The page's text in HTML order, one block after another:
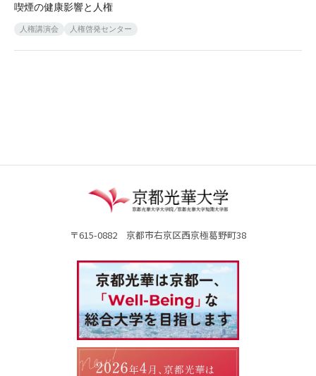
喫煙の健康影響と人権
人権講演会 人権啓発センター
〒615-0882 京都市右京区西京極葛野町38